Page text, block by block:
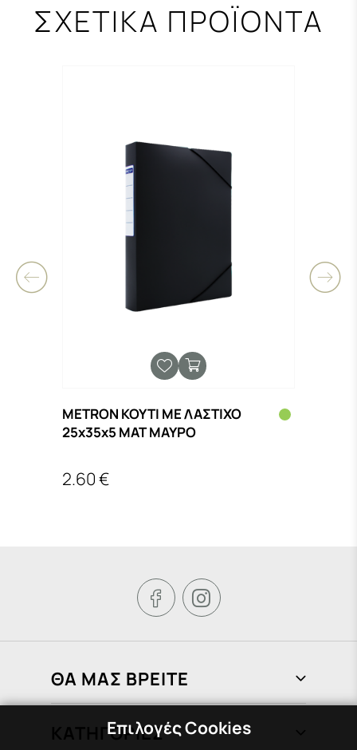
ΣΧΕΤΙΚΑ ΠΡΟΪΟΝΤΑ
METRON ΚΟΥΤΙ ΜΕ ΛΑΣΤΙΧΟ
25x35x5 MAT ΜΑΥΡΟ
2.60 €
 
ΘΑ ΜΑΣ ΒΡΕΙΤΕ
ΚΑΤΗΓΟΡΙΕΣ
Επιλογές Cookies